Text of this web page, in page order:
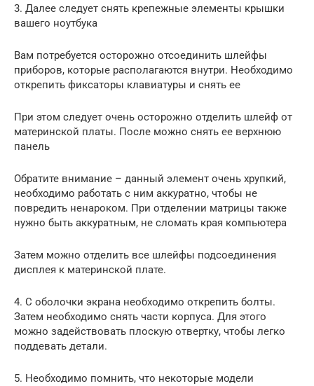
3. Далее следует снять крепежные элементы крышки
вашего ноутбука
Вам потребуется осторожно отсоединить шлейфы
приборов, которые располагаются внутри. Необходимо
открепить фиксаторы клавиатуры и снять ее
При этом следует очень осторожно отделить шлейф от
материнской платы. После можно снять ее верхнюю
панель
Обратите внимание – данный элемент очень хрупкий,
необходимо работать с ним аккуратно, чтобы не
повредить ненароком. При отделении матрицы также
нужно быть аккуратным, не сломать края компьютера
Затем можно отделить все шлейфы подсоединения
дисплея к материнской плате.
4. С оболочки экрана необходимо открепить болты.
Затем необходимо снять части корпуса. Для этого
можно задействовать плоскую отвертку, чтобы легко
поддевать детали.
5. Необходимо помнить, что некоторые модели